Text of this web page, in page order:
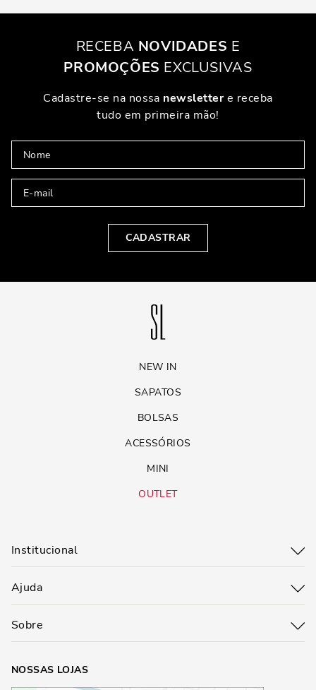
RECEBA NOVIDADES E
PROMOÇÕES EXCLUSIVAS
Cadastre-se na nossa newslettere receba
tudo em primeira mão!
CADASTRAR
NEW IN
SAPATOS
BOLSAS
ACESSÓRIOS
MINI
OUTLET
Institucional
Ajuda
Sobre
NOSSAS LOJAS